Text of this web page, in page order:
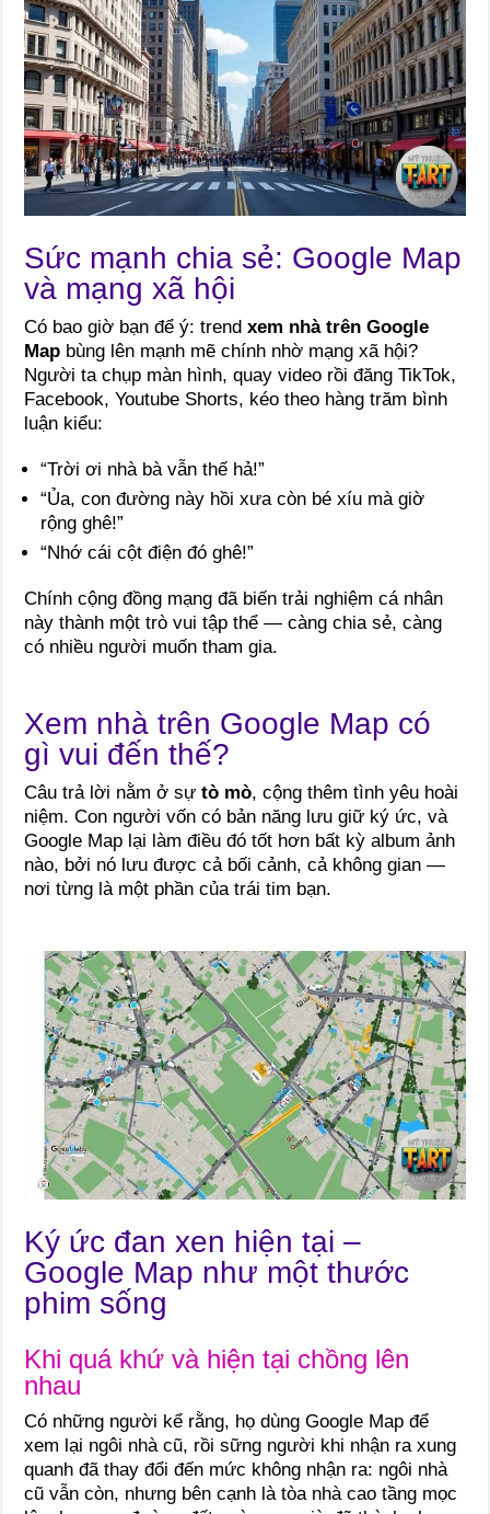
Sức mạnh chia sẻ: Google Map
và mạng xã hội
Có bao giờ bạn để ý: trendxem nhà trên Google
Map bùng lên mạnh mẽ chính nhờ mạng xã hội?
Người ta chụp màn hình, quay video rồi đăng TikTok,
Facebook, Youtube Shorts, kéo theo hàng trăm bình
luận kiểu:
“Trời ơi nhà bà vẫn thế hả!”
“Ủa, con đường này hồi xưa còn bé xíu mà giờ
rộng ghê!”
“Nhớ cái cột điện đó ghê!”
Chính cộng đồng mạng đã biến trải nghiệm cá nhân
này thành một trò vui tập thể — càng chia sẻ, càng
có nhiều người muốn tham gia.
Xem nhà trên Google Map có
gì vui đến thế?
Câu trả lời nằm ở sựtò mò, cộng thêm tình yêu hoài
niệm. Con người vốn có bản năng lưu giữ ký ức, và
Google Map lại làm điều đó tốt hơn bất kỳ album ảnh
nào, bởi nó lưu được cả bối cảnh, cả không gian —
nơi từng là một phần của trái tim bạn.
Ký ức đan xen hiện tại –
Google Map như một thước
phim sống
Khi quá khứ và hiện tại chồng lên
nhau
Có những người kể rằng, họ dùng Google Map để
xem lại ngôi nhà cũ, rồi sững người khi nhận ra xung
quanh đã thay đổi đến mức không nhận ra: ngôi nhà
cũ vẫn còn, nhưng bên cạnh là tòa nhà cao tầng mọc